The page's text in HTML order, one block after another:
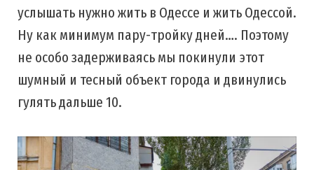
услышать нужно жить в Одессе и жить Одессой.
Ну как минимум пару-тройку дней…. Поэтому
не особо задерживаясь мы покинули этот
шумный и тесный объект города и двинулись
гулять дальше 10.